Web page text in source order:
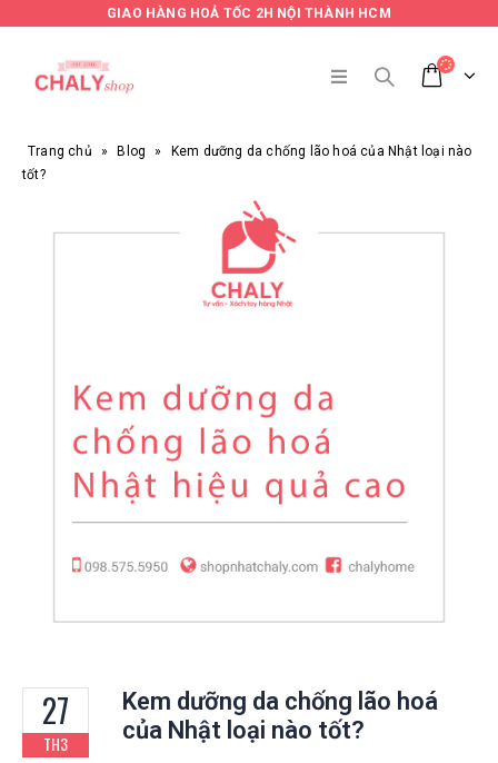
GIAO HÀNG HOẢ TỐC 2H NỘI THÀNH HCM
Trang chủ » Blog »
Kem dưỡng da chống lão hoá của Nhật loại nào
tốt?
27
TH3
Kem dưỡng da chống lão hoá
của Nhật loại nào tốt?